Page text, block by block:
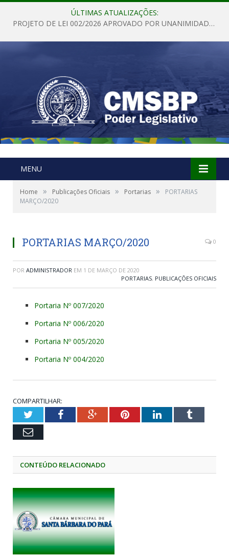
ÚLTIMAS ATUALIZAÇÕES:
PROJETO DE LEI 002/2026 APROVADO POR UNANIMIDADE EM SESSÃO ORDINÁRIA NESTA QUINTA – FEIRA 28 DE MAIO DE 2026
MENU
Home » Publicações Oficiais » Portarias »
PORTARIAS
MARÇO/2020
PORTARIAS MARÇO/2020 0
POR ADMINISTRADOR EM 1 DE MARÇO DE 2020
PORTARIAS, PUBLICAÇÕES OFICIAIS
Portaria Nº 007/2020
Portaria Nº 006/2020
Portaria Nº 005/2020
Portaria Nº 004/2020
COMPARTILHAR:
TwitterFacebookGoogle+PinterestLinkedInTumblr
Email
CONTEÚDO RELACIONADO